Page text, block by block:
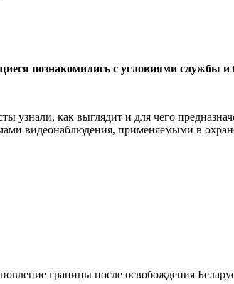
познакомились с условиями службы
как выглядит и для чего
видеонаблюдения, применяемыми в
границы после освобождения